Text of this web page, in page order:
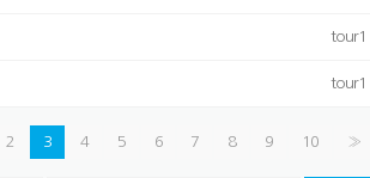
tour1
tour1
2 3 4 5 6 7 8 9 10 »